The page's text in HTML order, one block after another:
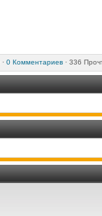
· 0 Комментариев· 336